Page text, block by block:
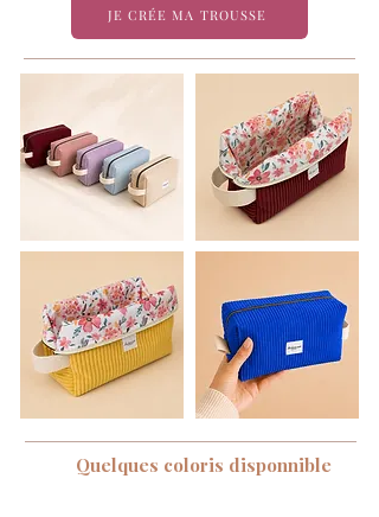
JE CRÉE MA TROUSSE
Quelques coloris disponnible